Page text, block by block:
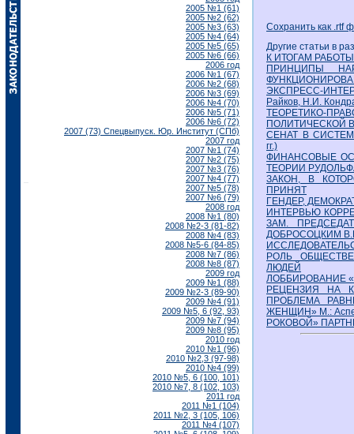
2005 №1 (61)
2005 №2 (62)
2005 №3 (63)
2005 №4 (64)
2005 №5 (65)
2005 №6 (66)
2006 год
2006 №1 (67)
2006 №2 (68)
2006 №3 (69)
2006 №4 (70)
2006 №5 (71)
2006 №6 (72)
2007 (73) Спецвыпуск. Юр. Институт (СПб)
2007 год
2007 №1 (74)
2007 №2 (75)
2007 №3 (76)
2007 №4 (77)
2007 №5 (78)
2007 №6 (79)
2008 год
2008 №1 (80)
2008 №2-3 (81-82)
2008 №4 (83)
2008 №5-6 (84-85)
2008 №7 (86)
2008 №8 (87)
2009 год
2009 №1 (88)
2009 №2-3 (89-90)
2009 №4 (91)
2009 №5, 6 (92, 93)
2009 №7 (94)
2009 №8 (95)
2010 год
2010 №1 (96)
2010 №2,3 (97-98)
2010 №4 (99)
2010 №5, 6 (100, 101)
2010 №7, 8 (102, 103)
2011 год
2011 №1 (104)
2011 №2, 3 (105, 106)
2011 №4 (107)
Сохранить как .rtf
Другие статьи в
К ИТОГАМ
ПРИНЦИПЫ
ЭКСПРЕСС-
Райков, Н.И.
ТЕОРЕТИКО-
ПОЛИТИЧЕСКОЙ
СЕНАТ В
гг.)
ФИНАНСОВЫЕ
ТЕОРИИ
ЗАКОН, В
ПРИНЯТ
ГЕНДЕР,
ИНТЕРВЬЮ
ЗАМ.
ДОБРОСОЦКИМ
РОЛЬ
ЛЮДЕЙ
ЛОББИРОВАНИЕ
РЕЦЕНЗИЯ НА
ПРОБЛЕМА
ЖЕНЩИН» М.:
РОКОВОЙ»